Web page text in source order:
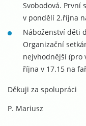
Svobodová.
v pondělí 2.října
Náboženství děti
Organizační
nejvhodnější (pro
října v 17.15 na
Děkuji za spolupráci
P. Mariusz